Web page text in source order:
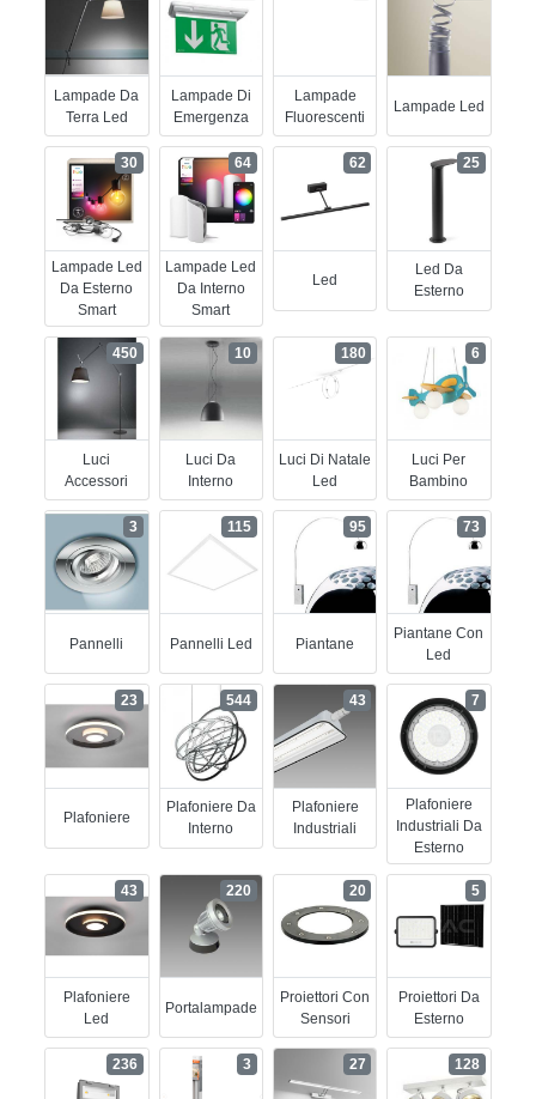
Lampade Da
Terra Led
Lampade Di
Emergenza
Lampade
Fluorescenti
Lampade Led
Lampade Led
Da Esterno
Smart
30
Lampade Led
Da Interno
Smart
64
Led
62
Led Da
Esterno
25
Luci
Accessori
450
Luci Da
Interno
10
Luci Di Natale
Led
180
Luci Per
Bambino
6
Pannelli
3
Pannelli Led
115
Piantane
95
Piantane Con
Led
73
Plafoniere
23
Plafoniere Da
Interno
544
Plafoniere
Industriali
43
Plafoniere
Industriali Da
Esterno
7
Plafoniere
Led
43
Portalampade
220
Proiettori Con
Sensori
20
Proiettori Da
Esterno
5
236 3 27 128